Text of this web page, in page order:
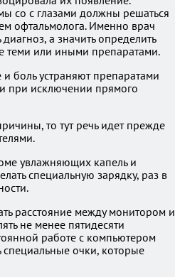
со с глазами должны решаться
офтальмолога. Именно врач
а значить определить
теми или иными препаратами.
и боль устраняют препаратами
при исключении прямого
то тут речь идет прежде
увлажняющих капель и
специальную зарядку, раз в
расстояние между монитором и
не менее пятидесяти
работе с компьютером
специальные очки, которые